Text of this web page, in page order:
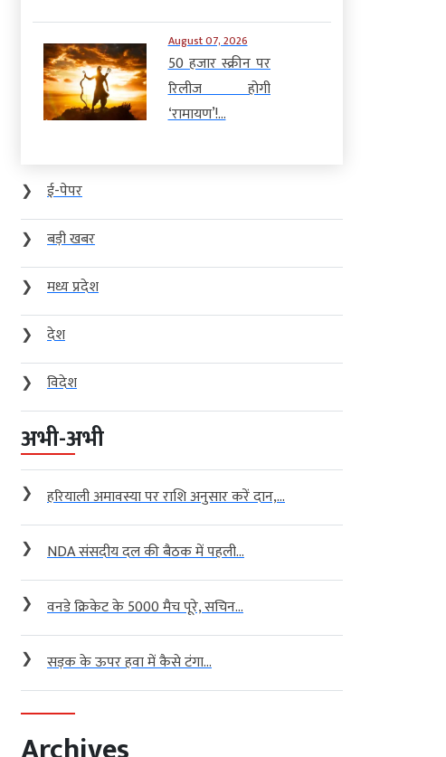
August 07, 2026
50 हजार स्क्रीन पर
रिलीज होगी
‘रामायण’!...
❯
ई-पेपर
❯
बड़ी खबर
❯
मध्य प्रदेश
❯
देश
❯
विदेश
अभी-अभी
❯ हरियाली अमावस्या पर राशि अनुसार करें दान,...
❯ NDA संसदीय दल की बैठक में पहली...
❯ वनडे क्रिकेट के 5000 मैच पूरे, सचिन...
❯ सड़क के ऊपर हवा में कैसे टंगा...